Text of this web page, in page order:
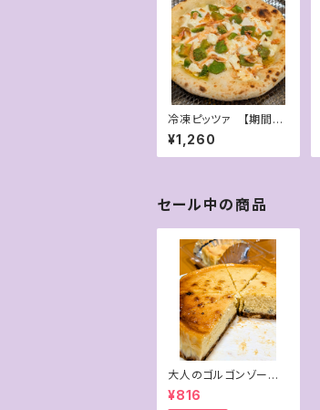
冷凍ピッツァ 【期間限
定】桜エビとアボカドの
チーズピッツァ
¥1,260
セール中の商品
大人のゴルゴンゾーラ
チーズケーキ （２カッ
ト）
¥816